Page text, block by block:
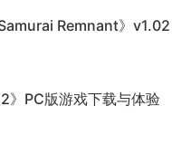
Remnant》
》PC版游戏下载与体验